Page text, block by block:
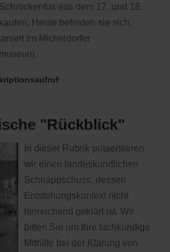
aus dem 17. und 18.
Heute befinden sie sich
im Micheldorfer
"Rückblick"
In dieser Rubrik präsentieren
wir einen landeskundlichen
Schnappschuss, dessen
Entstehungskontext nicht
hinreichend geklärt ist. Wir
bitten Sie um Ihre fachkundige
Mithilfe bei der Klärung von